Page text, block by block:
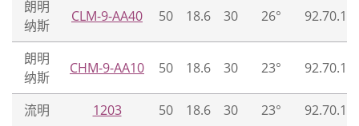
朗明
纳斯
CLM-9-AA40 50 18.6 30 26°
朗明
纳斯
CHM-9-AA10 50 18.6 30 23°
流明 1203 50 18.6 30 23°